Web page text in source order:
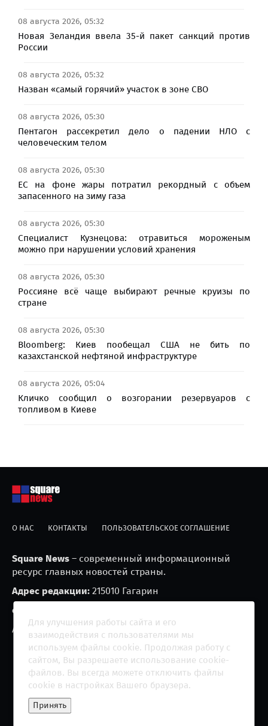
08 августа 2026, 05:32
Новая Зеландия ввела 35-й пакет санкций против
России
08 августа 2026, 05:32
Назван «самый горячий» участок в зоне СВО
08 августа 2026, 05:30
Пентагон рассекретил дело о падении НЛО с
человеческим телом
08 августа 2026, 05:30
ЕС на фоне жары потратил рекордный с объем
запасенного на зиму газа
08 августа 2026, 05:30
Специалист Кузнецова: отравиться мороженым
можно при нарушении условий хранения
08 августа 2026, 05:30
Россияне всё чаще выбирают речные круизы по
стране
08 августа 2026, 05:30
Bloomberg: Киев пообещал США не бить по
казахстанской нефтяной инфраструктуре
08 августа 2026, 05:04
Кличко сообщил о возгорании резервуаров с
топливом в Киеве
О НАС КОНТАКТЫ ПОЛЬЗОВАТЕЛЬСКОЕ СОГЛАШЕНИЕ
Square News – современный информационный
ресурс главных новостей страны.
Адрес редакции: 215010 Гагарин
e-mail:
Агрегатор новостей «Square news» (18+)
Copyright 2013 - ©
2026 All rights reserved | Сетевое
Для улучшения работы сайта и его
взаимодействия с пользователями мы
используем файлы cookie. Продолжая работу с
сайтом, Вы разрешаете использование cookie-
файлов. Вы всегда можете отключить файлы
cookie в настройках Вашего браузера.
Принять